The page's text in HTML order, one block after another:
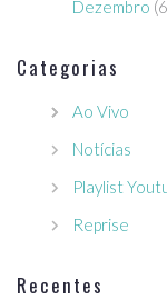
Dezembro
Categorias
Ao Vivo
Notícias
Playlist
Reprise
Recentes